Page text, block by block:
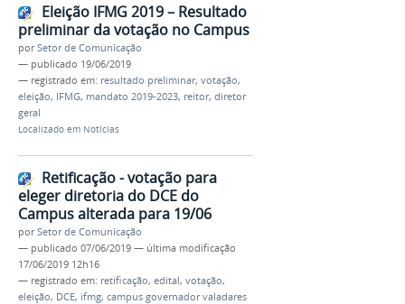
Eleição IFMG 2019 – Resultado
preliminar da votação no Campus
porSetor de Comunicação
— publicado 19/06/2019
— registrado em: resultado preliminar, votação,
eleição, IFMG, mandato 2019-2023, reitor, diretor
geral
Localizado em Notícias
Retificação - votação para
eleger diretoria do DCE do
Campus alterada para 19/06
porSetor de Comunicação
— publicado 07/06/2019 — última modificação
17/06/2019 12h16
— registrado em: retificação, edital, votação,
eleição, DCE, ifmg, campus governador valadares